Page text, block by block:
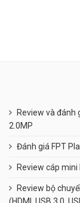
Review và đánh
2.0MP
Đánh giá FPT
Review cáp mini
Review bộ